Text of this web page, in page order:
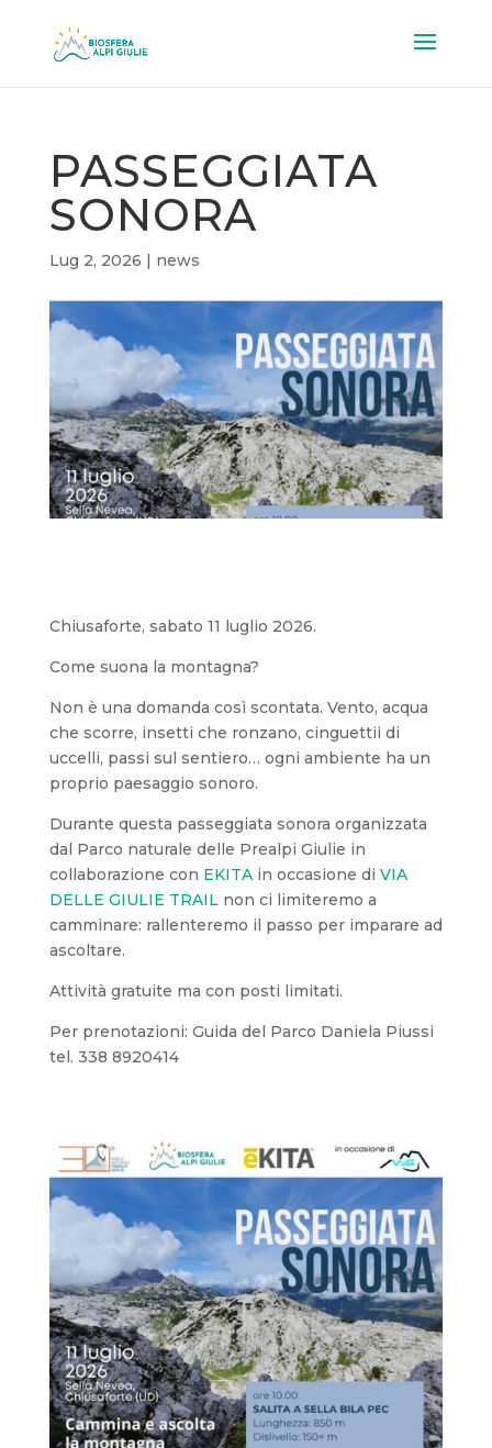
PASSEGGIATA
SONORA
Lug 2, 2026 | news
Chiusaforte, sabato 11 luglio 2026.
Come suona la montagna?
Non è una domanda così scontata. Vento, acqua
che scorre, insetti che ronzano, cinguettii di
uccelli, passi sul sentiero… ogni ambiente ha un
proprio paesaggio sonoro.
Durante questa passeggiata sonora organizzata
dal Parco naturale delle Prealpi Giulie in
collaborazione con EKITA in occasione di VIA
DELLE GIULIE TRAIL non ci limiteremo a
camminare: rallenteremo il passo per imparare ad
ascoltare.
Attività gratuite ma con posti limitati.
Per prenotazioni: Guida del Parco Daniela Piussi
tel. 338 8920414